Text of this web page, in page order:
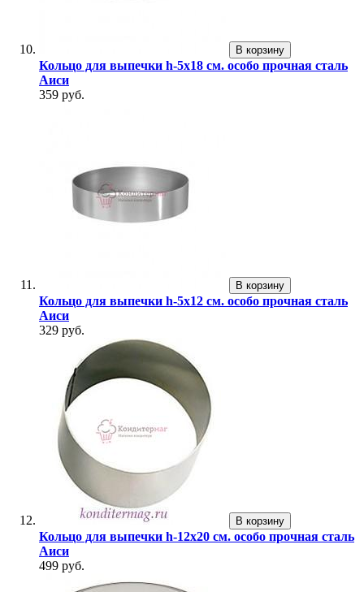
В корзину
Кольцо для выпечки h-5х18 см. особо прочная сталь
Аиси
359 руб.
В корзину
Кольцо для выпечки h-5х12 см. особо прочная сталь
Аиси
329 руб.
В корзину
Кольцо для выпечки h-12х20 см. особо прочная сталь
Аиси
499 руб.